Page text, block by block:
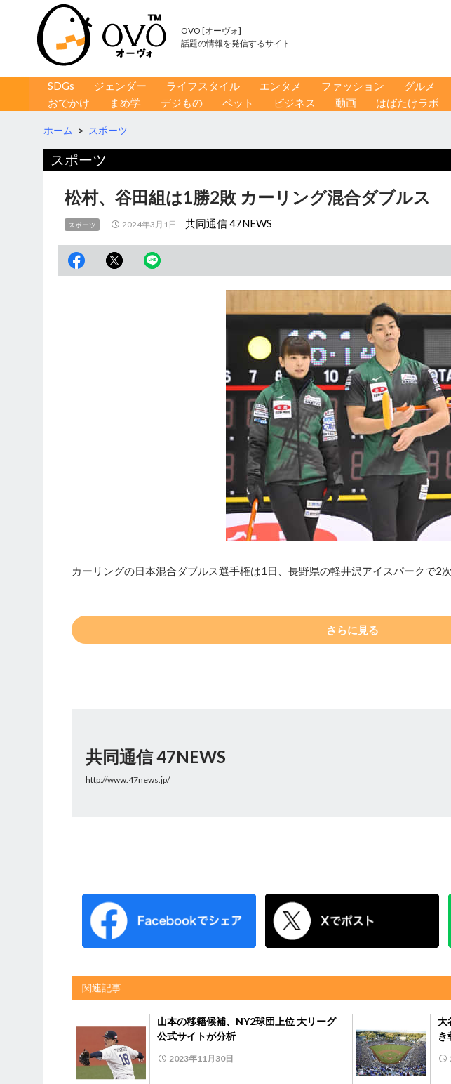
OVO [オーヴォ]
話題の情報を発信するサイト
コンテンツへ移動
SDGs ジェンダー ライフスタイル エンタメ ファッション グルメ
おでかけ
まめ学 デジもの ペット ビジネス 動画 はばたけラボ
ホーム > スポーツ
スポーツ
松村、谷田組は1勝2敗 カーリング混合ダブルス
スポーツ 2024年3月1日 共同通信 47NEWS
カーリングの日本混合ダブルス選手権は1日、長野県の軽井沢アイスパークで2
さらに見る
共同通信 47NEWS
http://www.47news.jp/
関連記事
山本の移籍候補、NY2球団上位 大リーグ
公式サイトが分析
2023年11月30日
大
き